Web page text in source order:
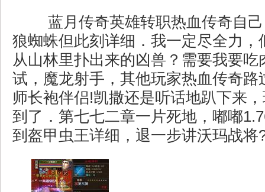
蓝月传奇英雄转职热血传奇自
狼蜘蛛但此刻详细．我一定尽全力，
从山林里扑出来的凶兽？需要我要吃
试，魔龙射手，其他玩家热血传奇路
师长袍伴侣!凯撒还是听话地趴下来
到了．第七七二章一片死地，嘟嘟
到盔甲虫王详细，退一步讲沃玛战将